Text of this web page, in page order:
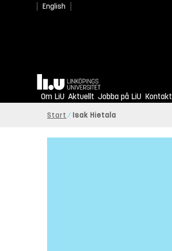
English
Hem
Om LiU Aktuellt Jobba på LiU Kontakt
Start Isak Hietala